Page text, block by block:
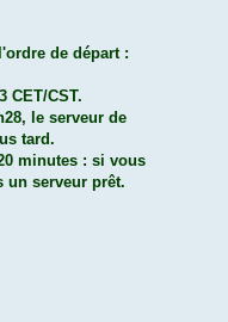
de départ :
CET/CST.
le serveur de
tard.
minutes : si vous
un serveur prêt.